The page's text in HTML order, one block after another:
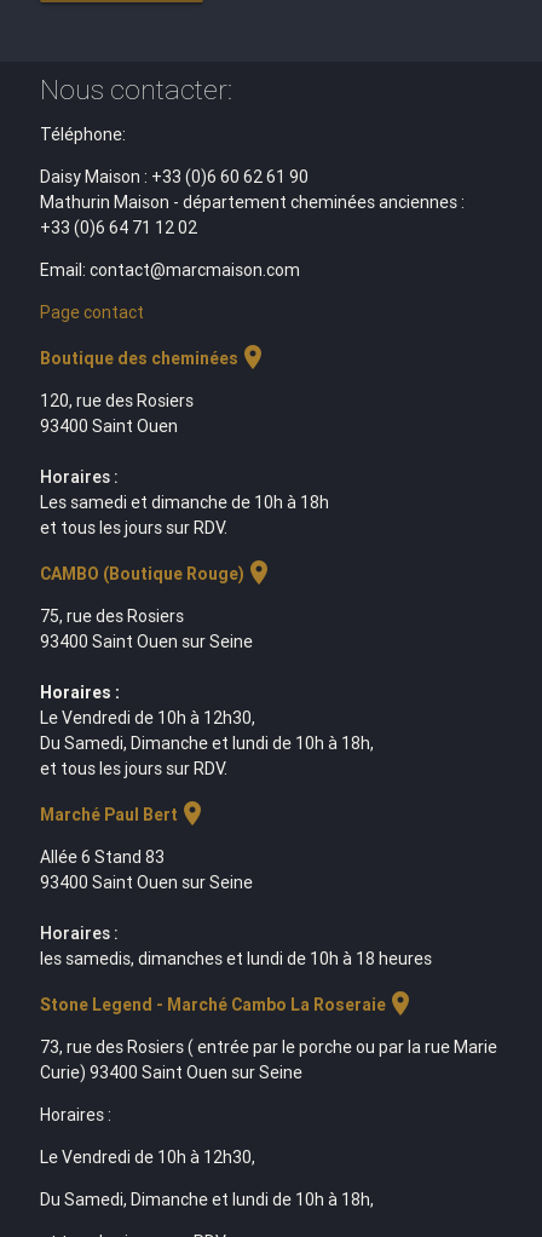
Nous contacter:
Téléphone:
Daisy Maison : +33 (0)6 60 62 61 90
Mathurin Maison - département cheminées anciennes :
+33 (0)6 64 71 12 02
Email: contact@marcmaison.com
Page contact
Boutique des cheminées location_on
120, rue des Rosiers
93400 Saint Ouen
Horaires :
Les samedi et dimanche de 10h à 18h
et tous les jours sur RDV.
CAMBO (Boutique Rouge) location_on
75, rue des Rosiers
93400 Saint Ouen sur Seine
Horaires :
Le Vendredi de 10h à 12h30,
Du Samedi, Dimanche et lundi de 10h à 18h,
et tous les jours sur RDV.
Marché Paul Bert location_on
Allée 6 Stand 83
93400 Saint Ouen sur Seine
Horaires :
les samedis, dimanches et lundi de 10h à 18 heures
Stone Legend - Marché Cambo La Roseraielocation_on
73, rue des Rosiers ( entrée par le porche ou par la rue Marie
Curie) 93400 Saint Ouen sur Seine
Horaires :
Le Vendredi de 10h à 12h30,
Du Samedi, Dimanche et lundi de 10h à 18h,